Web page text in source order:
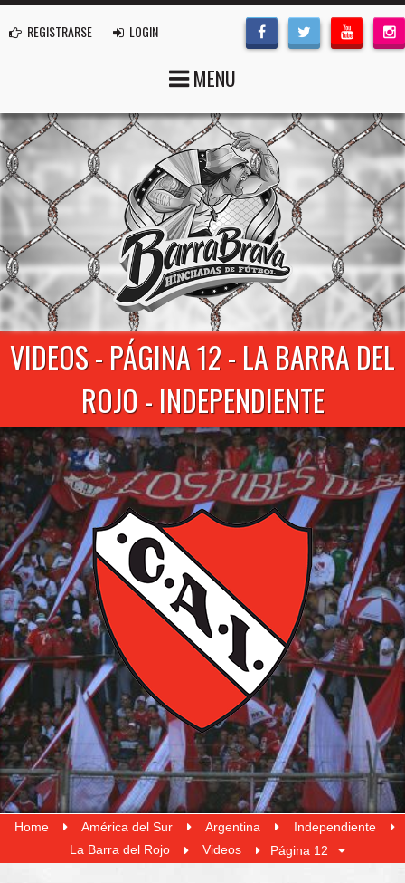
REGISTRARSE LOGIN
MENU
VIDEOS - PÁGINA 12 - LA BARRA DEL
ROJO - INDEPENDIENTE
Home América del Sur Argentina
Independiente
La Barra del Rojo
Videos Página 12